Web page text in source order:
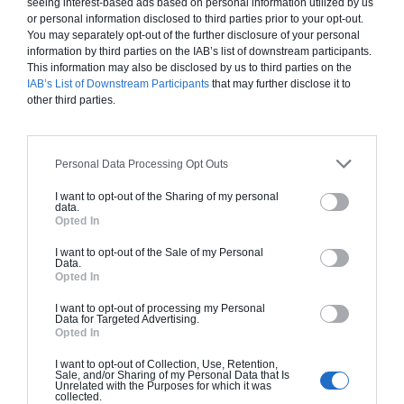
seeing interest-based ads based on personal information utilized by us
or personal information disclosed to third parties prior to your opt-out.
You may separately opt-out of the further disclosure of your personal
information by third parties on the IAB’s list of downstream participants.
This information may also be disclosed by us to third parties on the
IAB’s List of Downstream Participants that may further disclose it to
other third parties.
Personal Data Processing Opt Outs
I want to opt-out of the Sharing of my personal
data.
Opted In
I want to opt-out of the Sale of my Personal
Data.
Opted In
I want to opt-out of processing my Personal
Data for Targeted Advertising.
Opted In
I want to opt-out of Collection, Use, Retention,
Sale, and/or Sharing of my Personal Data that Is
Unrelated with the Purposes for which it was
collected.
pas plusieurs chambres dans votre maison ou votre
appartement.